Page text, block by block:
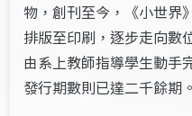
物，創刊至今，《小世界
排版至印刷，逐步走向數
由系上教師指導學生動手
發行期數則已達二千餘期。